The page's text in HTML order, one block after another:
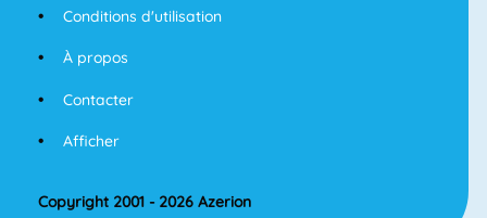
Conditions d'utilisation
À propos
Contacter
Afficher
Copyright 2001 - 2026 Azerion